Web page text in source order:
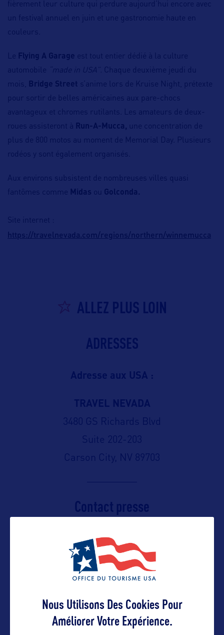
fièrement leur culture qui perdure aujourd’hui encore avec
un festival annuel en juin et une gastronomie haute en
couleurs.
Le Flying A Garage est tout entier dédié à la culture
automobile
“made in USA”. Chaque deuxième jeudi du
mois,
Bridge Street
s’anime lors de Kruise Night, prétexte
pour sortir de belles américaines aux pare-chocs
avantageux et chromes rutilants. Les amateurs de deux-
roues assisteront à Run-A-Mucca, une concentration de
plus de 800 motos au moment de Memorial Day. Plusieurs
rodéos y sont également organisés.
Aux environs subsistent de nombreuses villes quasi
fantômes comme Midas ou Golconda.
Site internet :
https://travelnevada.com/regions/northern/winnemucca
ALLEZ PLUS LOIN
ADRESSES
Adresse aux USA :
TRAVEL NEVADA
3480 GS Richards Blvd
Suite 202-203
Carson City, NV 89703
Contact presse
cmoran@travelnevada.com
Suivre
Nous Utilisons Des Cookies Pour
Améliorer Votre Expérience.